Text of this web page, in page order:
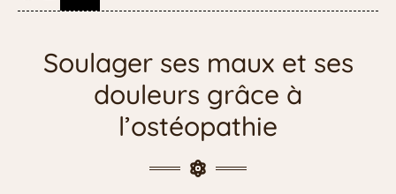
Soulager ses maux et ses
douleurs grâce à
l’ostéopathie